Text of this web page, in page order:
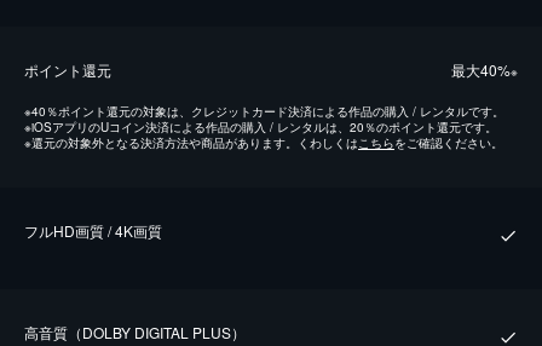
ポイント還元 最⼤40%※
※40％ポイント還元の対象は、クレジットカード決済による作品の購入 / レンタルです。
※iOSアプリのUコイン決済による作品の購入 / レンタルは、20％のポイント還元です。
※還元の対象外となる決済方法や商品があります。くわしくはこちらをご確認ください。
フルHD画質 / 4K画質
⾼⾳質（DOLBY DIGITAL PLUS）